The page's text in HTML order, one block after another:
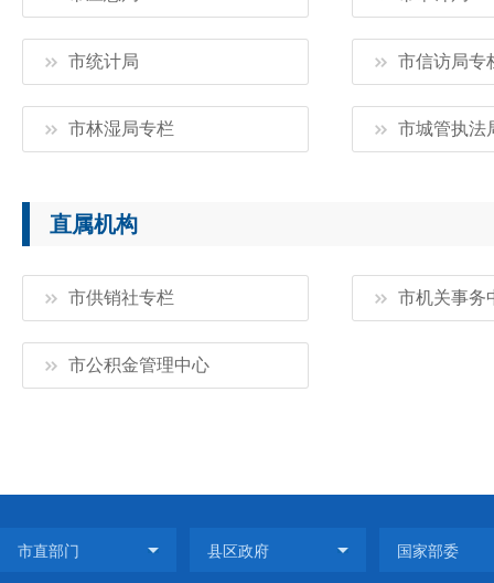
市统计局 市信访局专
市林湿局专栏 市城管执法
直属机构
市供销社专栏 市机关事务
市公积金管理中心